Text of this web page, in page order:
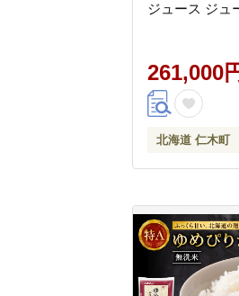
ジュース ジュ
261,000
北海道 仁木町